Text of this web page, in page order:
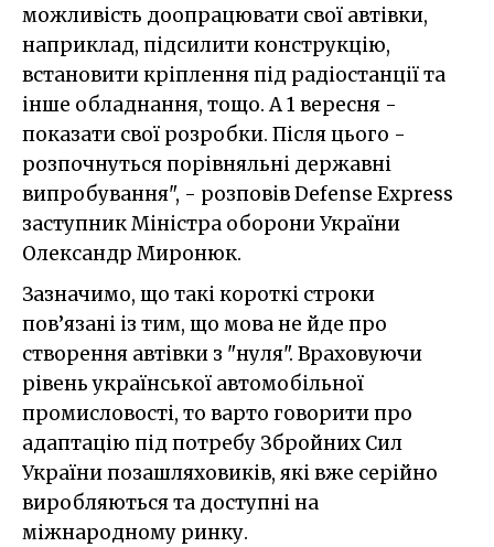
можливість доопрацювати свої автівки,
наприклад, підсилити конструкцію,
встановити кріплення під радіостанції та
інше обладнання, тощо. А 1 вересня -
показати свої розробки. Після цього -
розпочнуться порівняльні державні
випробування", - розповів Defense Express
заступник Міністра оборони України
Олександр Миронюк.
Зазначимо, що такі короткі строки
пов’язані із тим, що мова не йде про
створення автівки з "нуля". Враховуючи
рівень української автомобільної
промисловості, то варто говорити про
адаптацію під потребу Збройних Сил
України позашляховиків, які вже серійно
виробляються та доступні на
міжнародному ринку.